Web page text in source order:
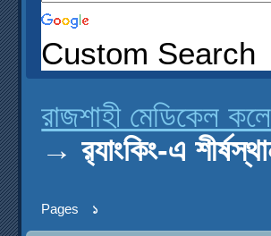
Custom Search
রাজশাহী মেডিকেল
→র‌্যাংকিং-এ
Pages ১